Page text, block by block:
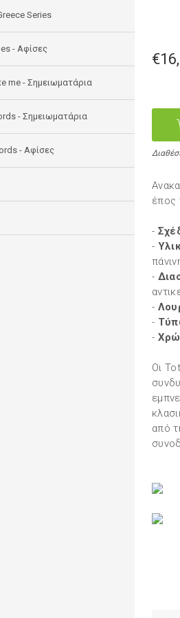
Series
- Αφίσες
me - Σημειωματάρια
- Σημειωματάρια
- Aφίσες
έπος
-
-
-
-
-
-
Οι
από